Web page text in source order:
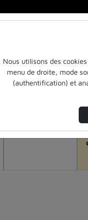
Modifier la période de
Nous utilisons des
menu de droite, mode
(authentification) et